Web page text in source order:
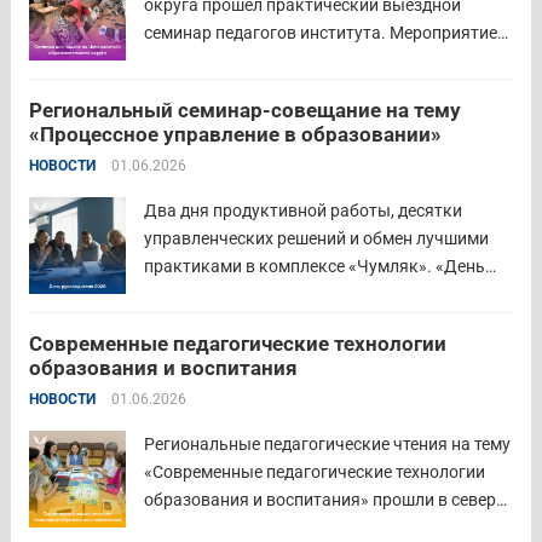
округа прошёл практический выездной
семинар педагогов института. Мероприятие
Открывая встречу, заместитель
руководителя Управления образования
Притобольного муниципального округа
Наталья Сергеевна Иванова подчеркнула
важность очных практических встреч для...
Региональный семинар-совещание на тему
«Процессное управление в образовании»
НОВОСТИ 01.06.2026
Два дня продуктивной работы, десятки
управленческих решений и обмен лучшими
практиками в комплексе «Чумляк». «День
управления образованием для обсуждения
ключевых задач и развития системы
образования региона. Заместитель
Современные педагогические технологии
образования и воспитания
НОВОСТИ 01.06.2026
Региональные педагогические чтения на тему
«Современные педагогические технологии
образования и воспитания» прошли в северо-